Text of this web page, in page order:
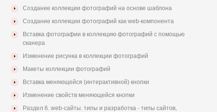
Создание коллекции фотографий на основе шаблона
Создание коллекции фотографий как web-компонента
Вставка фотографии в коллекцию фотографий с помощью
сканера
Изменение рисунка в коллекции фотографий
Макеты коллекции фотографий
Вставка меняющейся (интерактивной) кнопки
Изменение свойств меняющейся кнопки
Раздел 6. web-cайты. типы и разработка - типы сайтов,